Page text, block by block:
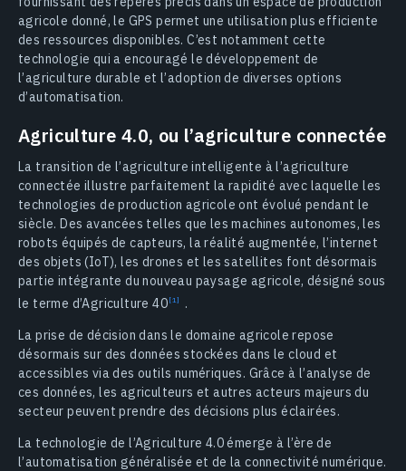
agricole donné, le GPS permet une utilisation plus efficiente
des ressources disponibles. C’est notamment cette
technologie qui a encouragé le développement de
l’agriculture durable et l’adoption de diverses options
d’automatisation.
Agriculture 4.0, ou l’agriculture connectée
La transition de l’agriculture intelligente à l’agriculture
connectée illustre parfaitement la rapidité avec laquelle les
technologies de production agricole ont évolué pendant le
siècle. Des avancées telles que les machines autonomes, les
robots équipés de capteurs, la réalité augmentée, l’internet
des objets (IoT), les drones et les satellites font désormais
partie intégrante du nouveau paysage agricole, désigné sous
le terme d’Agriculture40
.
La prise de décision dans le domaine agricole repose
désormais sur des données stockées dans le cloud et
accessibles via des outils numériques. Grâce à l’analyse de
ces données, les agriculteurs et autres acteurs majeurs du
secteur peuvent prendre des décisions plus éclairées.
La technologie de l’Agriculture 4.0 émerge à l’ère de
l’automatisation généralisée et de la connectivité numérique.